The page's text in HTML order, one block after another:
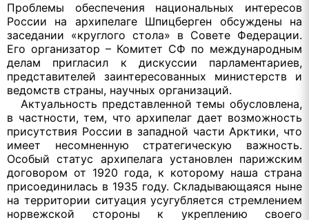
Проблемы обеспечения национальных интересов
России на архипелаге Шпицберген обсуждены на
заседании «круглого стола» в Совете Федерации.
Его организатор – Комитет СФ по международным
делам пригласил к дискуссии парламентариев,
представителей заинтересованных министерств и
ведомств страны, научных организаций.
Актуальность представленной темы обусловлена,
в частности, тем, что архипелаг дает возможность
присутствия России в западной части Арктики, что
имеет несомненную стратегическую важность.
Особый статус архипелага установлен парижским
договором от 1920 года, к которому наша страна
присоединилась в 1935 году. Складывающаяся ныне
на территории ситуация усугубляется стремлением
норвежской стороны к укреплению своего